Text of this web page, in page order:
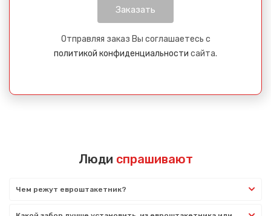
Отправляя заказ Вы соглашаетесь с
политикой конфиденциальности сайта.
Люди спрашивают
Чем режут евроштакетник?